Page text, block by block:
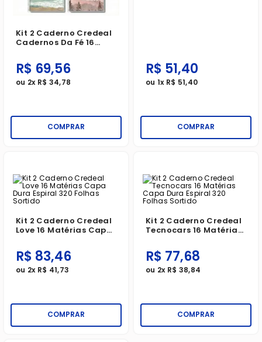
Kit 2 Caderno Credeal
Cadernos Da Fé 16
Espiral 320 Folhas
Sortido
R$ 69,56
ou 2x R$ 34,78
COMPRAR
R$ 51,40
ou 1x R$ 51,40
COMPRAR
Kit 2 Caderno Credeal
Love 16 Matérias Capa
Sortido
R$ 83,46
ou 2x R$ 41,73
COMPRAR
Kit 2 Caderno Credeal
Tecnocars 16 Matérias
Folhas Sortido
R$ 77,68
ou 2x R$ 38,84
COMPRAR